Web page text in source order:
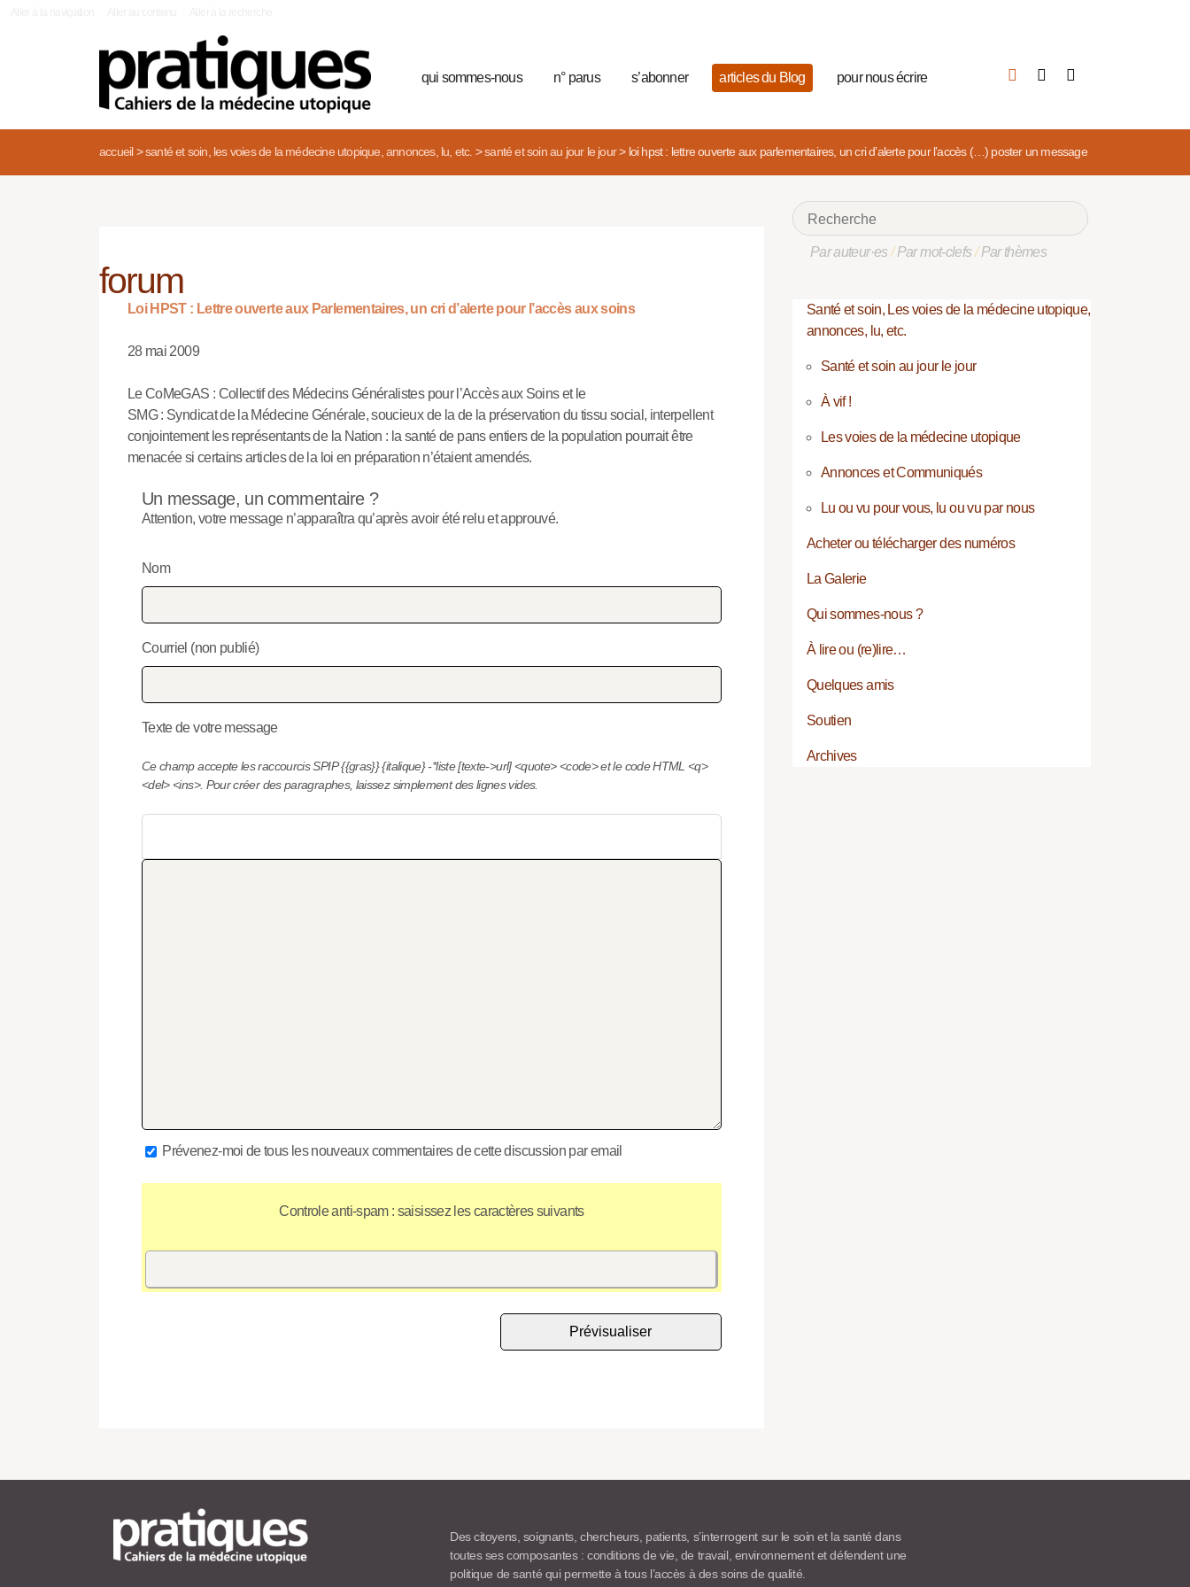
qui sommes-nous n° parus s’abonner articles du Blog pour nous écrire
accueil> santé et soin, les voies de la médecine utopique, annonces, lu, etc. > santé et soin au jour le jour> loi hpst : lettre ouverte aux parlementaires, un cri d’alerte pour l’accès (…) poster un message
forum
Loi HPST : Lettre ouverte aux Parlementaires, un cri d’alerte pour l’accès aux soins
28 mai 2009
Le CoMeGAS : Collectif des Médecins Généralistes pour l’Accès aux Soins et le
SMG : Syndicat de la Médecine Générale, soucieux de la de la préservation du tissu social, interpellent
conjointement les représentants de la Nation : la santé de pans entiers de la population pourrait être
menacée si certains articles de la loi en préparation n’étaient amendés.
Un message, un commentaire ?
Attention, votre message n’apparaîtra qu’après avoir été relu et approuvé.
Nom
Courriel (non publié)
Texte de votre message
Ce champ accepte les raccourcis SPIP{{gras}} {italique} -*liste [texte->url] <quote> <code>et le code HTML <q>
<del> <ins>. Pour créer des paragraphes, laissez simplement des lignes vides.
Prévenez-moi de tous les nouveaux commentaires de cette discussion par email
Controle anti-spam : saisissez les caractères suivants
Par auteur·es/Par mot-clefs/Par thèmes
Santé et soin, Les voies de la médecine utopique,
annonces, lu, etc.
Santé et soin au jour le jour
À vif !
Les voies de la médecine utopique
Annonces et Communiqués
Lu ou vu pour vous, lu ou vu par nous
Acheter ou télécharger des numéros
La Galerie
Qui sommes-nous ?
À lire ou (re)lire…
Quelques amis
Soutien
Archives
Des citoyens, soignants, chercheurs, patients, s’interrogent sur le soin et la santé dans
toutes ses composantes : conditions de vie, de travail, environnement et défendent une
politique de santé qui permette à tous l’accès à des soins de qualité.